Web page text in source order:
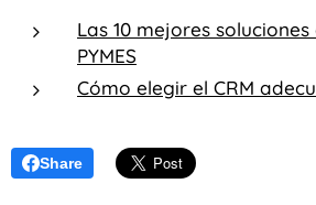
Las 10 mejores
PYMES
Cómo elegir el CRM
Share